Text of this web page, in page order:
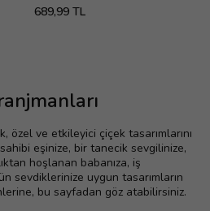
689,99 TL
özel ve etkileyici çiçek tasarımlarını
eşinize, bir tanecik sevgilinize,
hoşlanan babanıza, iş
sevdiklerinize uygun tasarımların
bu sayfadan göz atabilirsiniz.